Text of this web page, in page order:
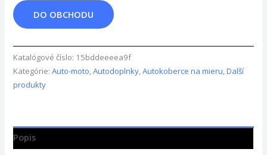
DO OBCHODU
Katalógové číslo: 15bddeeeea9f
Kategórie:Auto-moto,Autodoplnky,Autokoberce na mieru,Další
produkty
Popis